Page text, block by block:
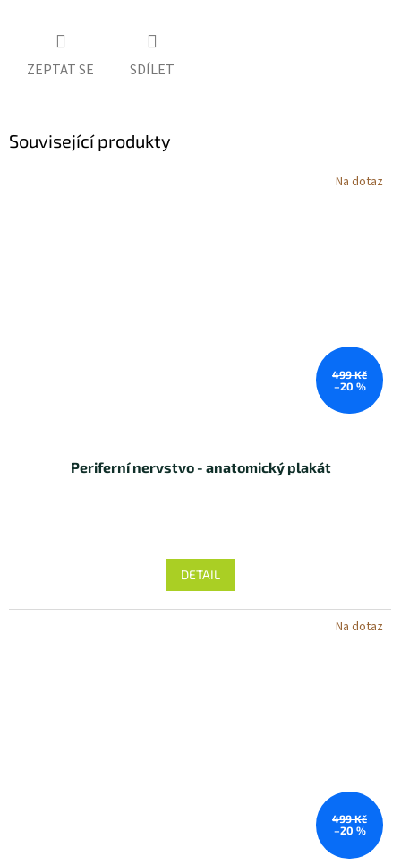
ZEPTAT SE SDÍLET
Související produkty
499 Kč
–20 %
Na dotaz
Periferní nervstvo - anatomický plakát
DETAIL
499 Kč
–20 %
Na dotaz